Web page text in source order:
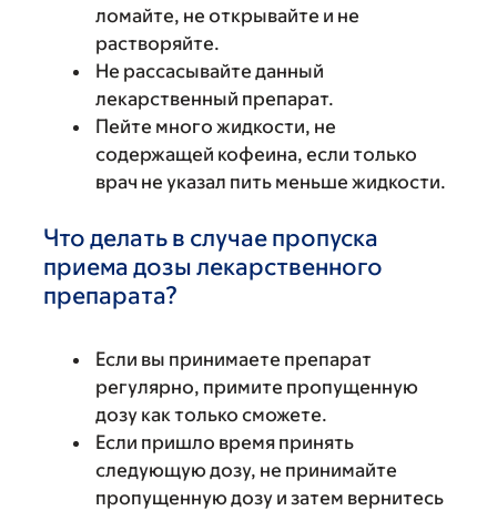
ломайте, не открывайте и не
растворяйте.
Не рассасывайте данный
лекарственный препарат.
Пейте много жидкости, не
содержащей кофеина, если только
врач не указал пить меньше жидкости.
Что делать в случае пропуска
приема дозы лекарственного
препарата?
Если вы принимаете препарат
регулярно, примите пропущенную
дозу как только сможете.
Если пришло время принять
следующую дозу, не принимайте
пропущенную дозу и затем вернитесь